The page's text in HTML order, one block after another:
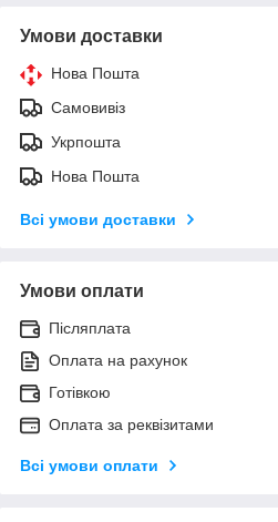
Умови доставки
Нова Пошта
Самовивіз
Укрпошта
Нова Пошта
Всі умови доставки
Умови оплати
Післяплата
Оплата на рахунок
Готівкою
Оплата за реквізитами
Всі умови оплати